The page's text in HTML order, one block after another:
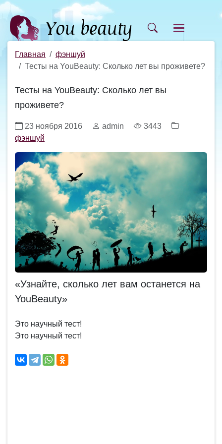
Главная
фэншуй
Тесты на YouBeauty: Сколько лет вы проживете?
Тесты на YouBeauty: Сколько лет вы
проживете?
23 ноября 2016 admin
3443
фэншуй
«Узнайте, сколько лет вам останется на
YouBeauty»
Это научный тест!
Это научный тест!